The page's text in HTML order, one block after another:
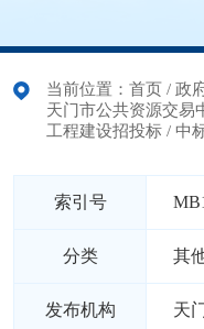
当前位置： 首页 / 政
天门市公共资源交易
工程建设招投标 / 中
索引号
分类 其
发布机构 天